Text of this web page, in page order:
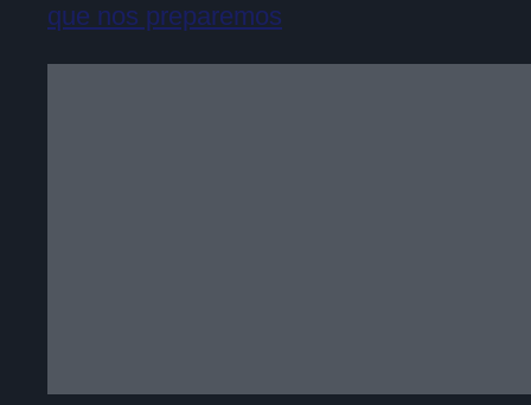
que nos preparemos